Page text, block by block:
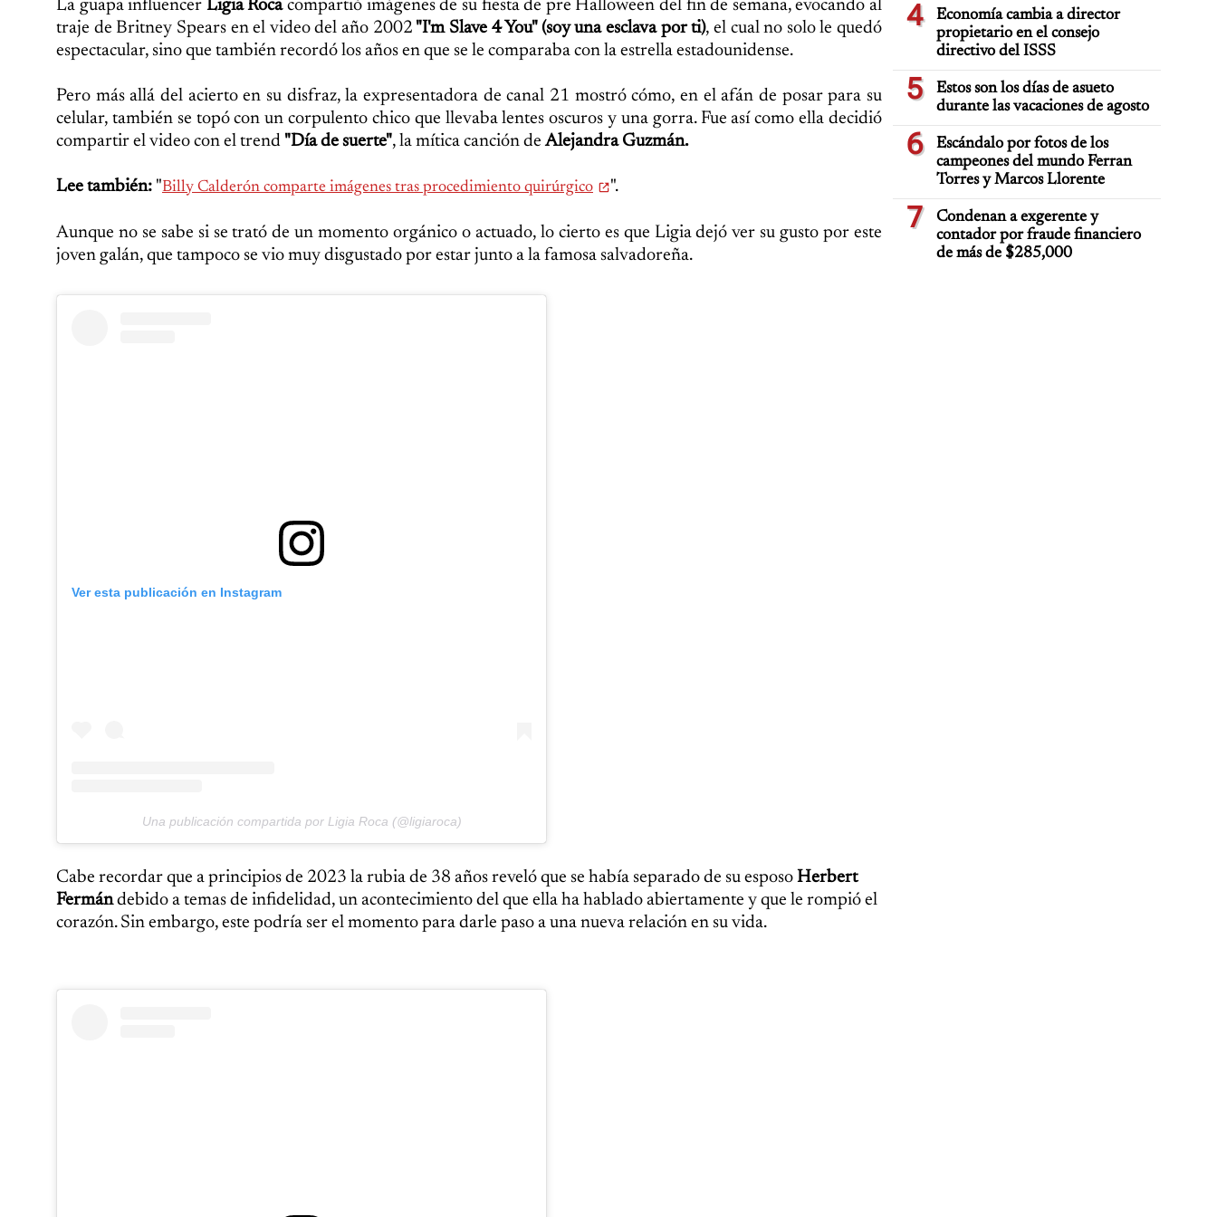
La guapa influencer Ligia Rocacompartió imágenes de su fiesta de pre Halloween del fin de semana, evocando al
traje de Britney Spears en el video del año 2002 "I'm Slave 4 You" (soy una esclava por ti), el cual no solo le quedó
espectacular, sino que también recordó los años en que se le comparaba con la estrella estadounidense.
Pero más allá del acierto en su disfraz, la expresentadora de canal 21 mostró cómo, en el afán de posar para su
celular, también se topó con un corpulento chico que llevaba lentes oscuros y una gorra. Fue así como ella decidió
compartir el video con el trend "Día de suerte", la mítica canción deAlejandra Guzmán.
Lee también: "Billy Calderón comparte imágenes tras procedimiento quirúrgico ".
Aunque no se sabe si se trató de un momento orgánico o actuado, lo cierto es que Ligia dejó ver su gusto por este
joven galán, que tampoco se vio muy disgustado por estar junto a la famosa salvadoreña.
Ver esta publicación en Instagram
Una publicación compartida por Ligia Roca (@ligiaroca)
Cabe recordar que a principios de 2023 la rubia de 38 años reveló que se había separado de su esposo Herbert
Fermándebido a temas de infidelidad, un acontecimiento del que ella ha hablado abiertamente y que le rompió el
corazón. Sin embargo, este podría ser el momento para darle paso a una nueva relación en su vida.
4
Economía cambia a director
propietario en el consejo
directivo del ISSS
5
Estos son los días de asueto
durante las vacaciones de agosto
6
Escándalo por fotos de los
campeones del mundo Ferran
Torres y Marcos Llorente
7
Condenan a exgerente y
contador por fraude financiero
de más de $285,000